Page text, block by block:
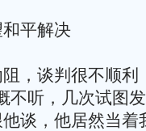
平解决
谈判很不顺利
不听，几次试图
谈，他居然当着